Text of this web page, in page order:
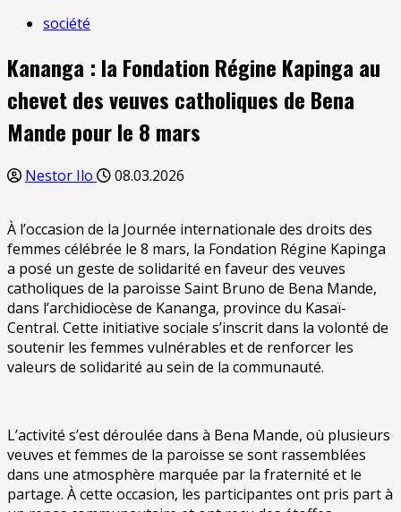
société
Kananga : la Fondation Régine Kapinga au
chevet des veuves catholiques de Bena
Mande pour le 8 mars
Nestor Ilo 08.03.2026
À l’occasion de la Journée internationale des droits des
femmes célébrée le 8 mars, la Fondation Régine Kapinga
a posé un geste de solidarité en faveur des veuves
catholiques de la paroisse Saint Bruno de Bena Mande,
dans l’archidiocèse de Kananga, province du Kasaï-
Central. Cette initiative sociale s’inscrit dans la volonté de
soutenir les femmes vulnérables et de renforcer les
valeurs de solidarité au sein de la communauté.
L’activité s’est déroulée dans à Bena Mande, où plusieurs
veuves et femmes de la paroisse se sont rassemblées
dans une atmosphère marquée par la fraternité et le
partage. À cette occasion, les participantes ont pris part à